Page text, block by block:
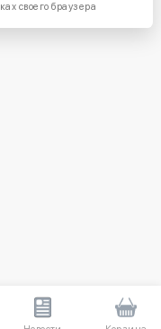
своего браузера